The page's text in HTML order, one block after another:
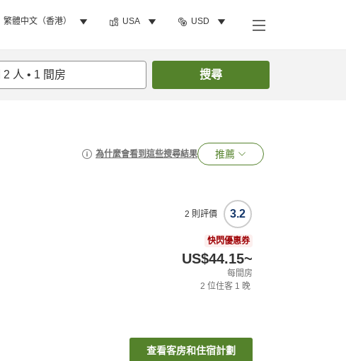
繁體中文（香港） USA USD
2 人 • 1 間房 搜尋
為什麼會看到這些搜尋結果 推薦
3.2
2 則評價
快閃優惠券
US$44.15~
每間房
2 位住客 1 晚
查看客房和住宿計劃